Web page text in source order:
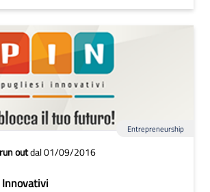
Entrepreneurship
outdal 01/09/2016